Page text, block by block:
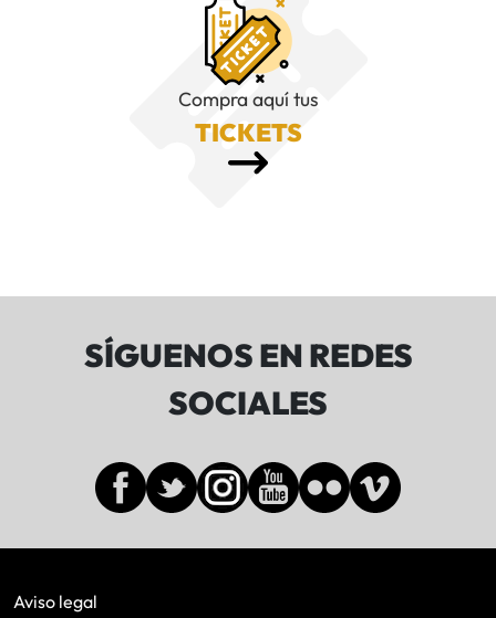
Compra aquí tus
TICKETS
SÍGUENOS EN REDES
SOCIALES
Aviso legal